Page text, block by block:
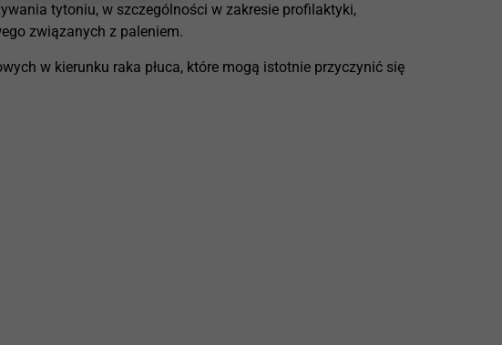
tytoniu, w szczególności w zakresie profilaktyki,
związanych z paleniem.
w kierunku raka płuca, które mogą istotnie przyczynić się